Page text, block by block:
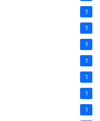
1
1
1
1
1
1
1